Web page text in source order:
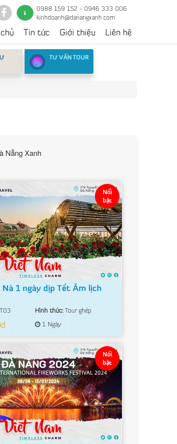
0988 159 152 - 0946 333 006
kinhdoanh@danangxanh.com
Tin tức Giới thiệu Liên hệ
TƯ VẤN TOUR
Nẵng Xanh
Nổi
bật
Nà 1 ngày dịp Tết Âm lịch
Hình thức:Tour ghép
1 Ngày
Nổi
bật